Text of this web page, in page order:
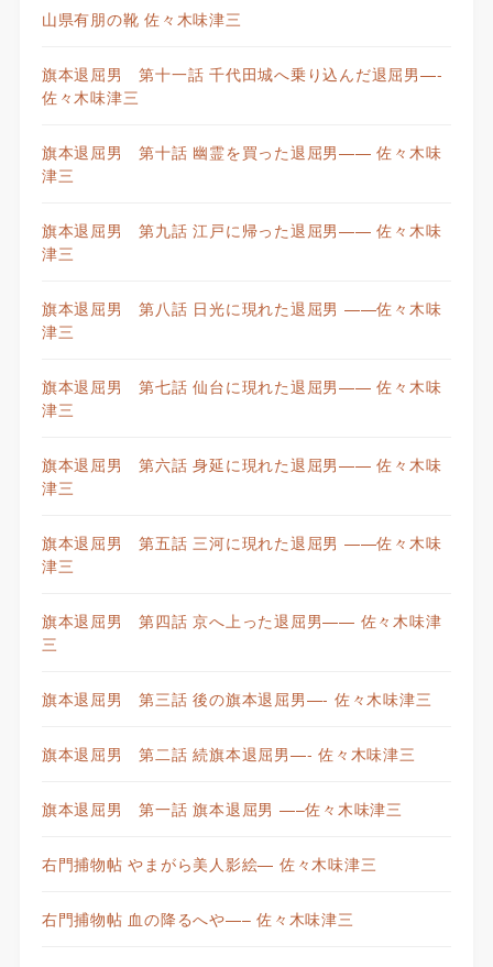
山県有朋の靴 佐々木味津三
旗本退屈男 第十一話 千代田城へ乗り込んだ退屈男—-
佐々木味津三
旗本退屈男 第十話 幽霊を買った退屈男—— 佐々木味
津三
旗本退屈男 第九話 江戸に帰った退屈男—— 佐々木味
津三
旗本退屈男 第八話 日光に現れた退屈男 ——佐々木味
津三
旗本退屈男 第七話 仙台に現れた退屈男—— 佐々木味
津三
旗本退屈男 第六話 身延に現れた退屈男—— 佐々木味
津三
旗本退屈男 第五話 三河に現れた退屈男 ——佐々木味
津三
旗本退屈男 第四話 京へ上った退屈男—— 佐々木味津
三
旗本退屈男 第三話 後の旗本退屈男—- 佐々木味津三
旗本退屈男 第二話 続旗本退屈男—- 佐々木味津三
旗本退屈男 第一話 旗本退屈男 —–佐々木味津三
右門捕物帖 やまがら美人影絵— 佐々木味津三
右門捕物帖 血の降るへや—– 佐々木味津三